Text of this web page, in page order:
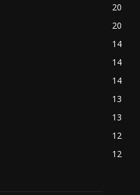
20
20
14
14
14
13
13
12
12